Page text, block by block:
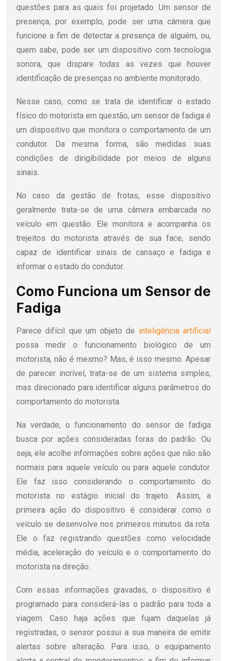
questões para as quais foi projetado. Um sensor de
presença, por exemplo, pode ser uma câmera que
funcione a fim de detectar a presença de alguém, ou,
quem sabe, pode ser um dispositivo com tecnologia
sonora, que dispare todas as vezes que houver
identificação de presenças no ambiente monitorado.
Nesse caso, como se trata de identificar o estado
físico do motorista em questão, um sensor de fadiga é
um dispositivo que monitora o comportamento de um
condutor. Da mesma forma, são medidas suas
condições de dirigibilidade por meios de alguns
sinais.
No caso da gestão de frotas, esse dispositivo
geralmente trata-se de uma câmera embarcada no
veículo em questão. Ele monitora e acompanha os
trejeitos do motorista através de sua face, sendo
capaz de identificar sinais de cansaço e fadiga e
informar o estado do condutor.
Como Funciona um Sensor de
Fadiga
Parece difícil que um objeto de inteligência artificial
possa medir o funcionamento biológico de um
motorista, não é mesmo? Mas, é isso mesmo. Apesar
de parecer incrível, trata-se de um sistema simples,
mas direcionado para identificar alguns parâmetros do
comportamento do motorista.
Na verdade, o funcionamento do sensor de fadiga
busca por ações consideradas foras do padrão. Ou
seja, ele acolhe informações sobre ações que não são
normais para aquele veículo ou para aquele condutor.
Ele faz isso considerando o comportamento do
motorista no estágio inicial do trajeto. Assim, a
primeira ação do dispositivo é considerar como o
veículo se desenvolve nos primeiros minutos da rota.
Ele o faz registrando questões como velocidade
média, aceleração do veículo e o comportamento do
motorista na direção.
Com essas informações gravadas, o dispositivo é
programado para considerá-las o padrão para toda a
viagem. Caso haja ações que fujam daquelas já
registradas, o sensor possui a sua maneira de emitir
alertas sobre alteração. Para isso, o equipamento